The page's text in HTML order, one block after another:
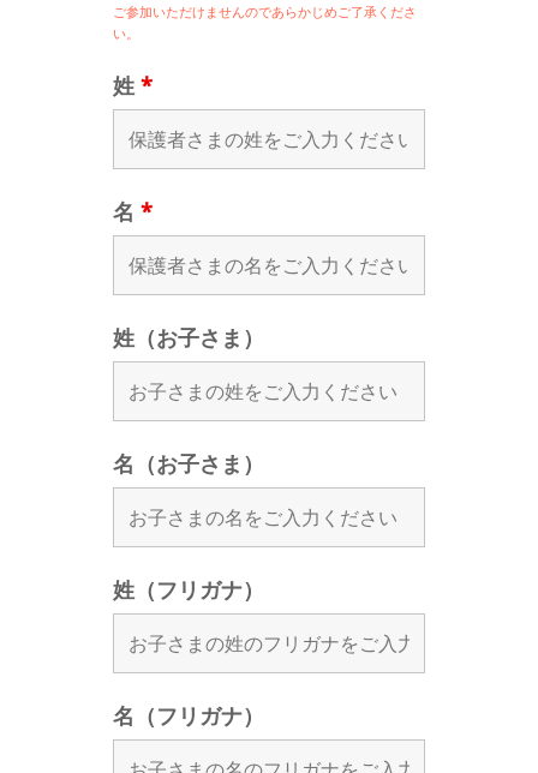
ご参加いただけませんのであらかじめご了承くださ
い。
姓 *
名 *
姓（お子さま）
名（お子さま）
姓（フリガナ）
名（フリガナ）